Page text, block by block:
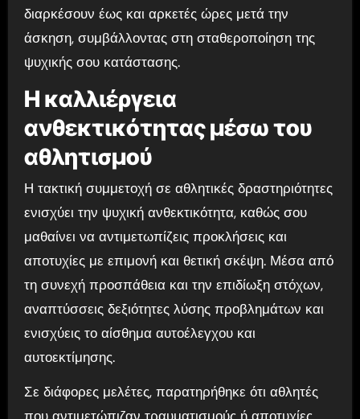
διαρκέσουν έως και αρκετές ώρες μετά την
άσκηση, συμβάλλοντας στη σταθεροποίηση της
ψυχικής σου κατάστασης.
Η καλλιέργεια
ανθεκτικότητας μέσω του
αθλητισμού
Η τακτική συμμετοχή σε αθλητικές δραστηριότητες
ενισχύει την ψυχική ανθεκτικότητα, καθώς σου
μαθαίνει να αντιμετωπίζεις προκλήσεις και
αποτυχίες με επιμονή και θετική σκέψη. Μέσα από
τη συνεχή προσπάθεια και την επιδίωξη στόχων,
αναπτύσσεις δεξιότητες λύσης προβλημάτων και
ενισχύεις το αίσθημα αυτοέλεγχου και
αυτοεκτίμησης.
Σε διάφορες μελέτες, παρατηρήθηκε ότι αθλητές